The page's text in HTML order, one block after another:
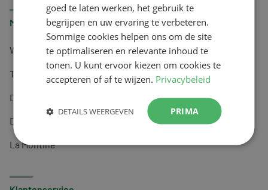
Merken
Wapiti
Tai-Ginseng
Dermagíq
Draisma
La Montine
goed te laten werken, het gebruik te
begrijpen en uw ervaring te verbeteren.
Sommige cookies helpen ons om de site
te optimaliseren en relevante inhoud te
tonen. U kunt ervoor kiezen om cookies te
accepteren of af te wijzen. Privacybeleid
PRIMA
DETAILS WEERGEVEN